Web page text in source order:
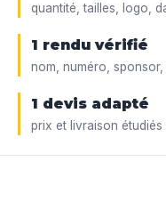
quantité, tailles, logo,
1 rendu vérifié
nom, numéro,
1 devis adapté
prix et livraison